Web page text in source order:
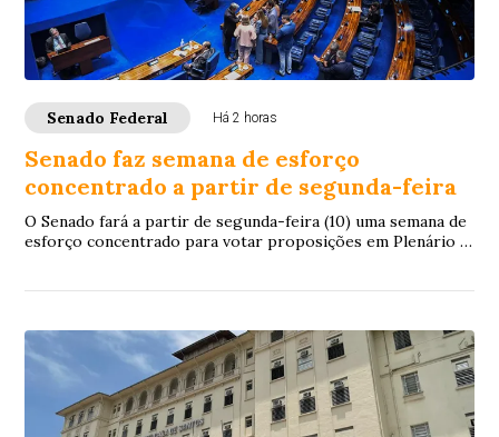
Senado Federal Há 2 horas
Senado faz semana de esforço
concentrado a partir de segunda-feira
O Senado fará a partir de segunda-feira (10) uma semana de
esforço concentrado para votar proposições em Plenário e